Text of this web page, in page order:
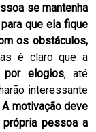
se mantenha
que ela fique
os obstáculos,
é claro que a
por elogios, até
interessante
A motivação deve
pessoa a